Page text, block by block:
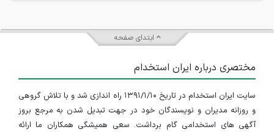
ابتدای صفحه
مختصری درباره ایران استخدام
سایت ایران استخدام در تاریخ ۱۳۹۱/۱/۱۰ راه اندازی شد و با تلاش گروهی
و روزانه مدیران و نویسندگان خود در جهت تبدیل شدن به مرجع بروز
آگهی های استخدامی گام برداشت. سعی همیشگی همکاران ما ارائه